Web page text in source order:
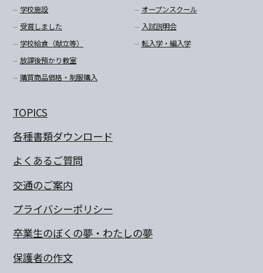
学校施設
受賞しました
学校給食（献立等）
放課後預かり教室
購買商品価格・制服購入
オープンスクール
入試説明会
転入学・編入学
TOPICS
各種書類ダウンロード
よくあるご質問
交通のご案内
プライバシーポリシー
卒業生のぼくの夢・わたしの夢
保護者の作文